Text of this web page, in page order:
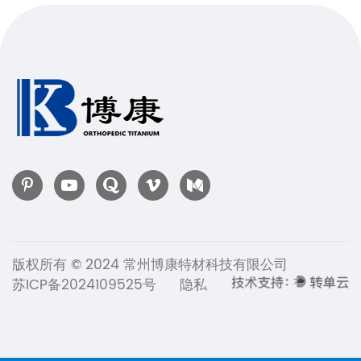
版权所有 © 2024 常州博康特材科技有限公司
苏ICP备2024109525号
隐私